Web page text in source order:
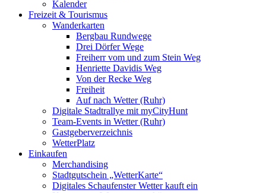
Kalender
Freizeit & Tourismus
Wanderkarten
Bergbau Rundwege
Drei Dörfer Wege
Freiherr vom und zum Stein Weg
Henriette Davidis Weg
Von der Recke Weg
Freiheit
Auf nach Wetter (Ruhr)
Digitale Stadtrallye mit myCityHunt
Team-Events in Wetter (Ruhr)
Gastgeberverzeichnis
WetterPlatz
Einkaufen
Merchandising
Stadtgutschein „WetterKarte“
Digitales Schaufenster Wetter kauft ein